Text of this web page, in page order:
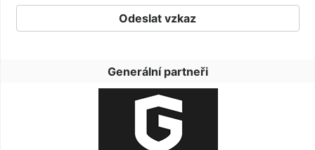
Generální partneři